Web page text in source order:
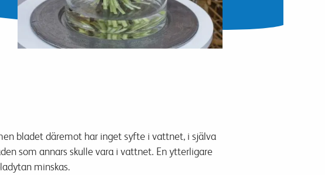
bladet däremot har inget syfte i vattnet,i själva
som annars skulle vara i vattnet. En ytterligare
minskas.